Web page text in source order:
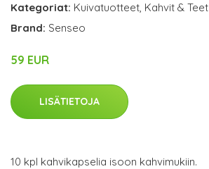
Kategoriat: Kuivatuotteet, Kahvit & Teet
Brand: Senseo
59 EUR
LISÄTIETOJA
10 kpl kahvikapselia isoon kahvimukiin.